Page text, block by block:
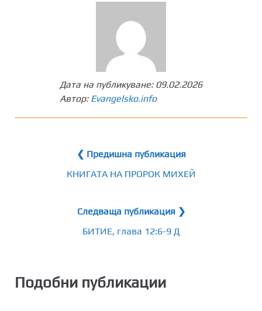
Дата на публикуване: 09.02.2026
Автор: Evangelsko.info
❮ Предишна публикация
КНИГАТА НА ПРОРОК МИХЕЙ
Следваща публикация ❯
БИТИЕ, глава 12:6-9 Д
Подобни публикации